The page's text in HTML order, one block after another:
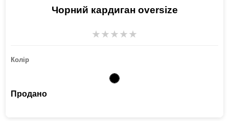
Чорний кардиган oversize
★★★★★
Колір
Продано